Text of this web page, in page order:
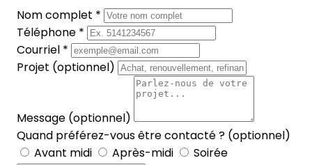
Nom complet *
Téléphone *
Courriel *
Projet (optionnel)
Message (optionnel)
Quand préférez-vous être contacté ? (optionnel)
Avant midi
Après-midi Soirée